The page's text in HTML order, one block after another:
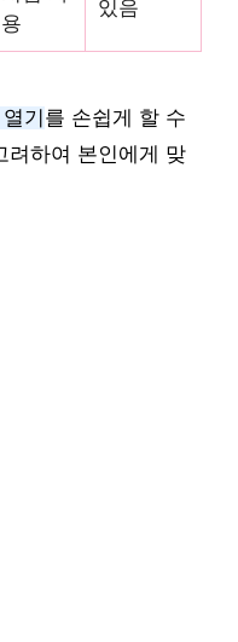
용
있음
기 를 손쉽게 할 수
려하여 본인에게 맞